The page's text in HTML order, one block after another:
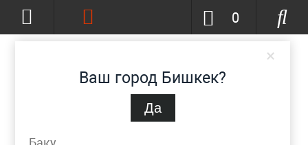
×
Ваш город Бишкек?
Да
0